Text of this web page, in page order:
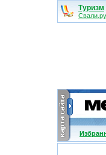
Туризм
Свали.ру